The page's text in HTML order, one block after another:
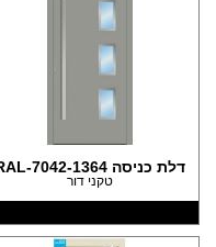
דלת כניסה 1364-RAL-7042
טקני דור